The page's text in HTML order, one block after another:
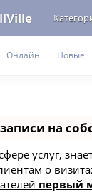
Онлайн Новые
на
услуг,
о
первый